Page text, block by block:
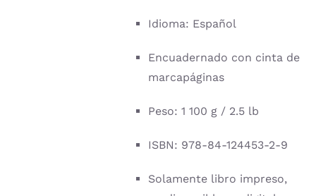
Idioma: Español
Encuadernado con cinta de
marcapáginas
Peso: 1 100 g / 2.5 lb
ISBN: 978-84-124453-2-9
Solamente libro impreso,